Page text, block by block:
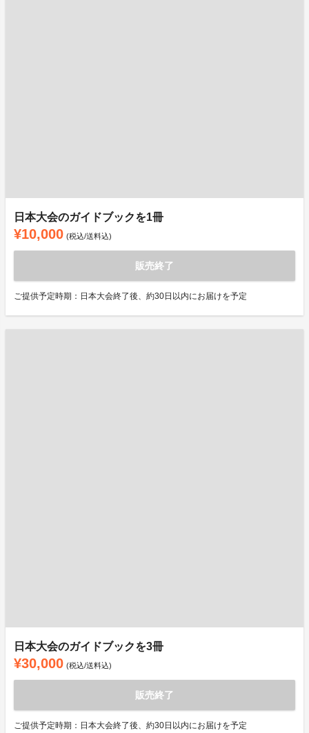
日本大会のガイドブックを1冊
¥10,000 (税込/送料込)
販売終了
ご提供予定時期：日本大会終了後、約30日以内にお届けを予定
日本大会のガイドブックを3冊
¥30,000 (税込/送料込)
販売終了
ご提供予定時期：日本大会終了後、約30日以内にお届けを予定